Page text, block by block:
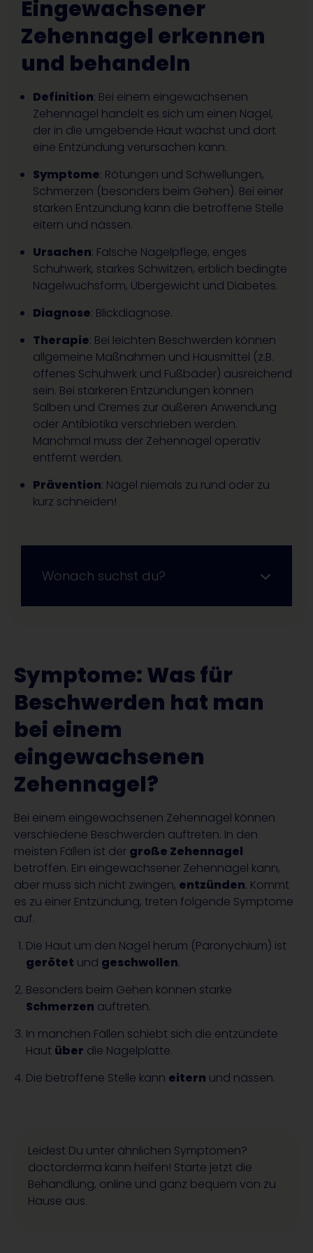
Eingewachsener
Zehennagel erkennen
und behandeln
Definition: Bei einem eingewachsenen
Zehennagel handelt es sich um einen Nagel,
der in die umgebende Haut wächst und dort
eine Entzündung verursachen kann.
Symptome: Rötungen und Schwellungen,
Schmerzen (besonders beim Gehen). Bei einer
starken Entzündung kann die betroffene Stelle
eitern und nässen.
Ursachen: Falsche Nagelpflege, enges
Schuhwerk, starkes Schwitzen, erblich bedingte
Nagelwuchsform, Übergewicht und Diabetes.
Diagnose: Blickdiagnose.
Therapie: Bei leichten Beschwerden können
allgemeine Maßnahmen und Hausmittel (z.B.
offenes Schuhwerk und Fußbäder) ausreichend
sein. Bei stärkeren Entzündungen können
Salben und Cremes zur äußeren Anwendung
oder Antibiotika verschrieben werden.
Manchmal muss der Zehennagel operativ
entfernt werden.
Prävention: Nägel niemals zu rund oder zu
kurz schneiden!
Wonach suchst du?
Symptome: Was für
Beschwerden hat man
bei einem
eingewachsenen
Zehennagel?
​Bei einem eingewachsenen Zehennagel können
verschiedene Beschwerden auftreten. In den
meisten Fällen ist der große Zehennagel
betroffen. Ein eingewachsener Zehennagel kann,
aber muss sich nicht zwingen, entzünden. Kommt
es zu einer Entzündung, treten folgende Symptome
auf.
Die Haut um den Nagel herum (Paronychium) ist
gerötet und geschwollen.
Besonders beim Gehen können starke
Schmerzen auftreten.
In manchen Fällen schiebt sich die entzündete
Haut über die Nagelplatte.
Die betroffene Stelle kann eitern und nässen.
Leidest Du unter ähnlichen Symptomen?
doctorderma kann helfen! Starte jetzt die
Behandlung, online und ganz bequem von zu
Hause aus.